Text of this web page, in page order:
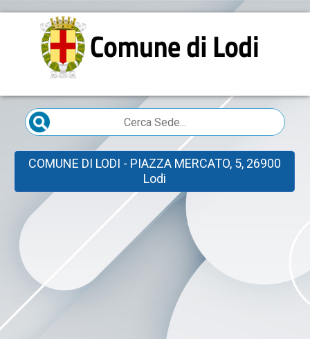
COMUNE DI LODI - PIAZZA MERCATO, 5, 26900
Lodi